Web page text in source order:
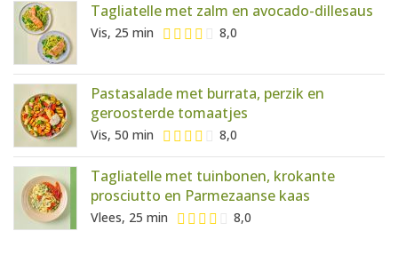
Tagliatelle met zalm en avocado-dillesaus
Vis, 25 min 8,0
Pastasalade met burrata, perzik en
geroosterde tomaatjes
Vis, 50 min 8,0
Tagliatelle met tuinbonen, krokante
prosciutto en Parmezaanse kaas
Vlees, 25 min 8,0